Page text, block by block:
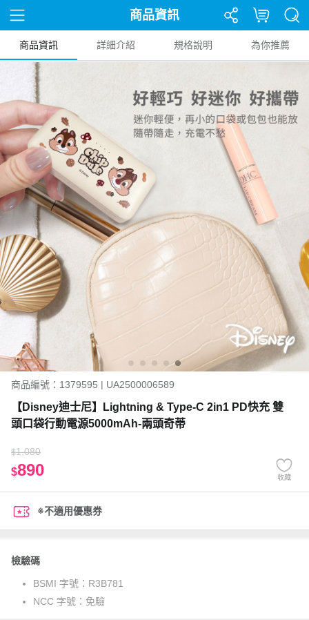
商品資訊
商品資訊 詳細介紹 規格說明 為你推薦
商品編號：1379595 | UA2500006589
【Disney迪士尼】Lightning & Type-C 2in1 PD快充 雙
頭口袋行動電源5000mAh-兩頭奇蒂
$1,080
$890 收藏
※不適用優惠券
檢驗碼
BSMI 字號： R3B781
NCC 字號： 免驗